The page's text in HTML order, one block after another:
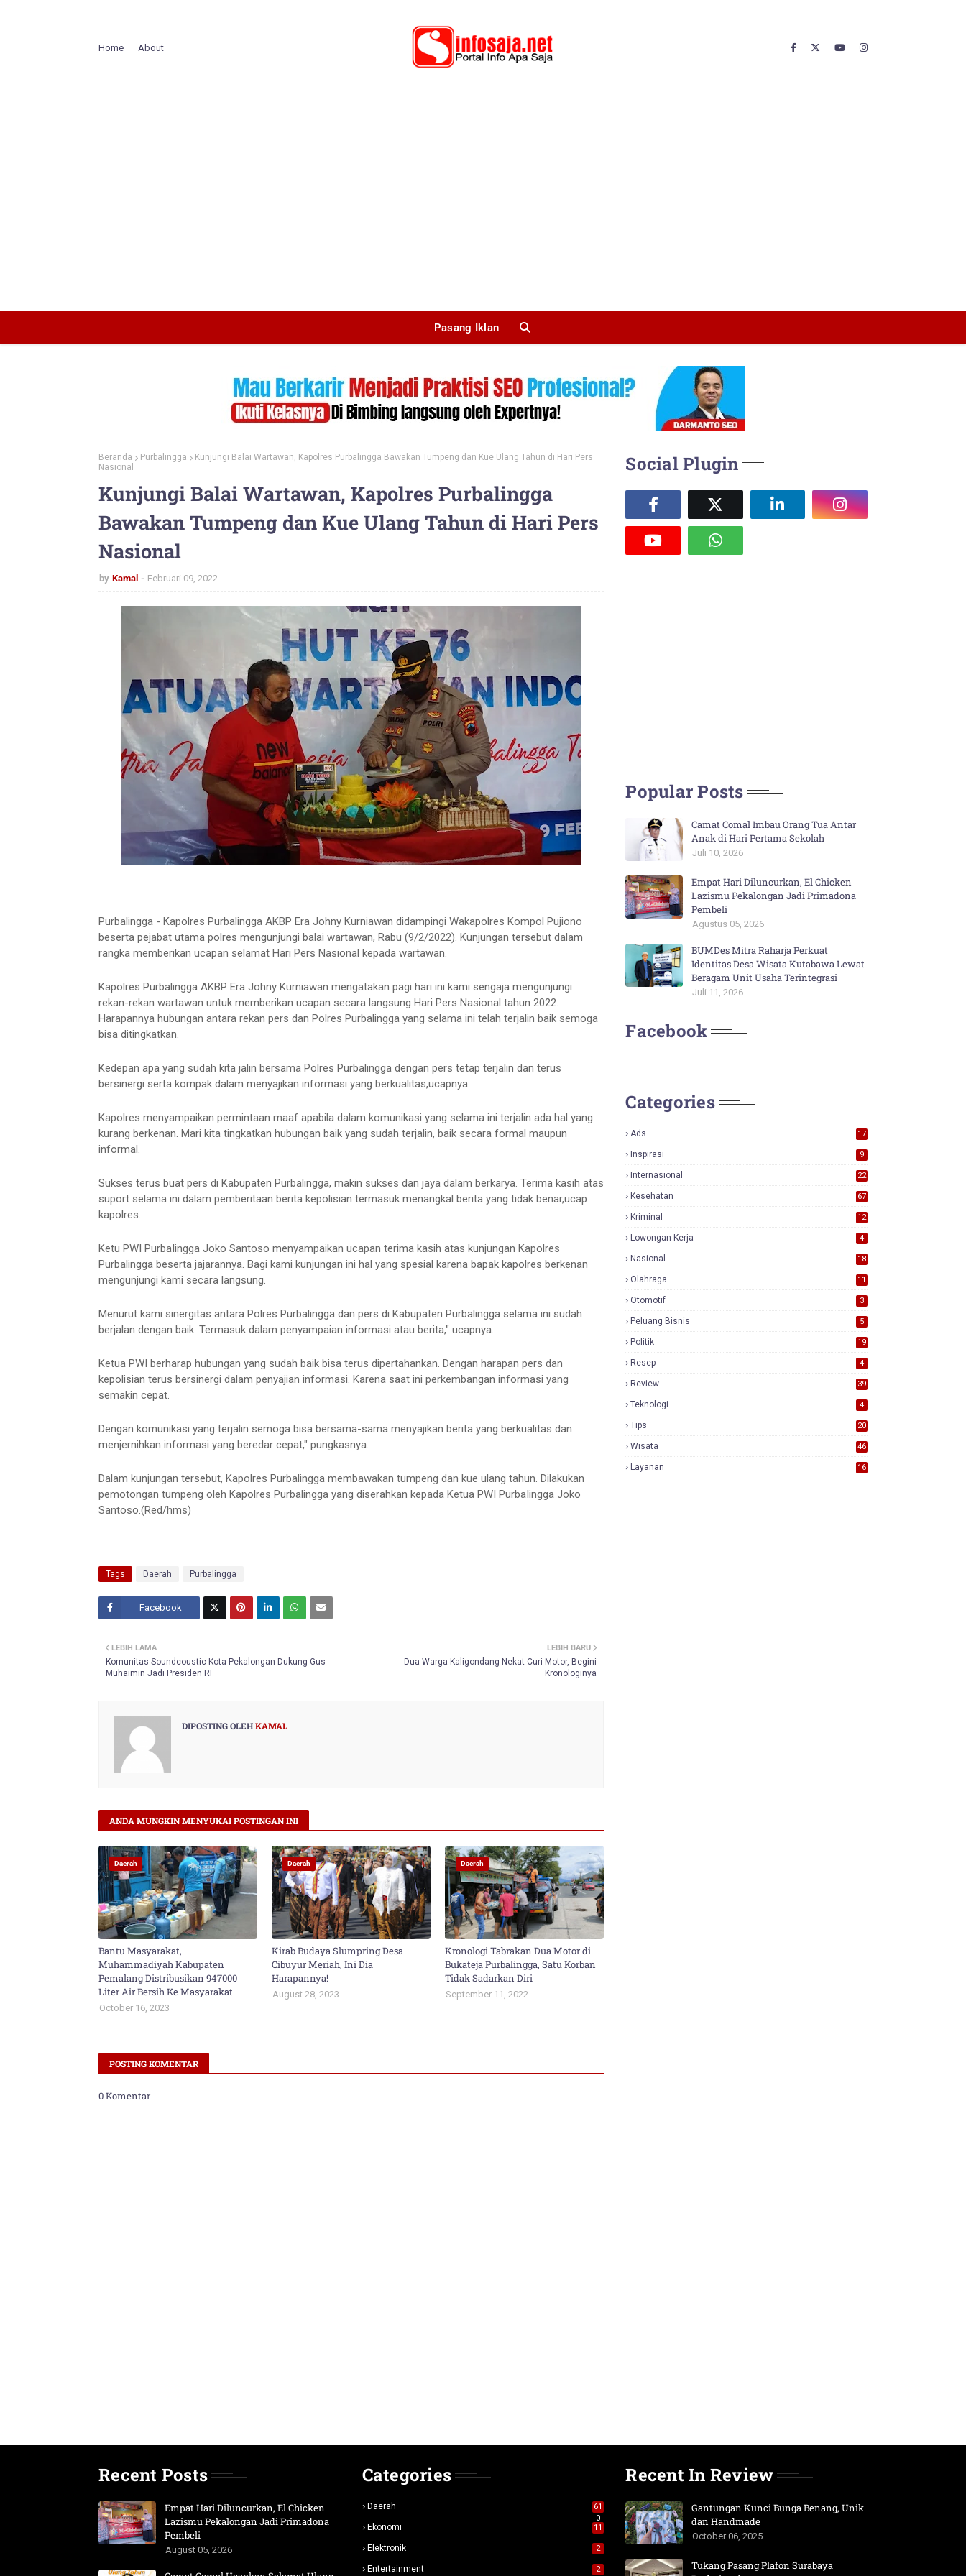
Home About
Pasang Iklan
Beranda Purbalingga
Kunjungi Balai Wartawan, Kapolres Purbalingga Bawakan Tumpeng dan Kue Ulang Tahun di Hari Pers
Nasional
Kunjungi Balai Wartawan, Kapolres Purbalingga
Bawakan Tumpeng dan Kue Ulang Tahun di Hari Pers
Nasional
by Kamal Februari 09, 2022
Purbalingga - Kapolres Purbalingga AKBP Era Johny Kurniawan didampingi Wakapolres Kompol Pujiono
beserta pejabat utama polres mengunjungi balai wartawan, Rabu (9/2/2022). Kunjungan tersebut dalam
rangka memberikan ucapan selamat Hari Pers Nasional kepada wartawan.
Kapolres Purbalingga AKBP Era Johny Kurniawan mengatakan pagi hari ini kami sengaja mengunjungi
rekan-rekan wartawan untuk memberikan ucapan secara langsung Hari Pers Nasional tahun 2022.
Harapannya hubungan antara rekan pers dan Polres Purbalingga yang selama ini telah terjalin baik semoga
bisa ditingkatkan.
Kedepan apa yang sudah kita jalin bersama Polres Purbalingga dengan pers tetap terjalin dan terus
bersinergi serta kompak dalam menyajikan informasi yang berkualitas,ucapnya.
Kapolres menyampaikan permintaan maaf apabila dalam komunikasi yang selama ini terjalin ada hal yang
kurang berkenan. Mari kita tingkatkan hubungan baik yang sudah terjalin, baik secara formal maupun
informal.
Sukses terus buat pers di Kabupaten Purbalingga, makin sukses dan jaya dalam berkarya. Terima kasih atas
suport selama ini dalam pemberitaan berita kepolisian termasuk menangkal berita yang tidak benar,ucap
kapolres.
Ketu PWI PurbaIingga Joko Santoso menyampaikan ucapan terima kasih atas kunjungan Kapolres
Purbalingga beserta jajarannya. Bagi kami kunjungan ini hal yang spesial karena bapak kapolres berkenan
mengunjungi kami secara langsung.
Menurut kami sinergitas antara Polres Purbalingga dan pers di Kabupaten Purbalingga selama ini sudah
berjalan dengan baik. Termasuk dalam penyampaian informasi atau berita," ucapnya.
Ketua PWI berharap hubungan yang sudah baik bisa terus dipertahankan. Dengan harapan pers dan
kepolisian terus bersinergi dalam penyajian informasi. Karena saat ini perkembangan informasi yang
semakin cepat.
Dengan komunikasi yang terjalin semoga bisa bersama-sama menyajikan berita yang berkualitas dan
menjernihkan informasi yang beredar cepat," pungkasnya.
Dalam kunjungan tersebut, Kapolres Purbalingga membawakan tumpeng dan kue ulang tahun. Dilakukan
pemotongan tumpeng oleh Kapolres Purbalingga yang diserahkan kepada Ketua PWI PurbaIingga Joko
Santoso.(Red/hms)
Tags Daerah Purbalingga
Facebook
LEBIH BARU
Dua Warga Kaligondang Nekat Curi Motor, Begini
Kronologinya
LEBIH LAMA
Komunitas Soundcoustic Kota Pekalongan Dukung Gus
Muhaimin Jadi Presiden RI
DIPOSTING OLEHKAMAL
ANDA MUNGKIN MENYUKAI POSTINGAN INI
Daerah
Bantu Masyarakat,
Muhammadiyah Kabupaten
Pemalang Distribusikan 947000
Liter Air Bersih Ke Masyarakat
October 16, 2023
Daerah
Kirab Budaya Slumpring Desa
Cibuyur Meriah, Ini Dia
Harapannya!
August 28, 2023
Daerah
Kronologi Tabrakan Dua Motor di
Bukateja Purbalingga, Satu Korban
Tidak Sadarkan Diri
September 11, 2022
POSTING KOMENTAR
0 Komentar
Social Plugin
Popular Posts
Camat Comal Imbau Orang Tua Antar
Anak di Hari Pertama Sekolah
Juli 10, 2026
Empat Hari Diluncurkan, El Chicken
Lazismu Pekalongan Jadi Primadona
Pembeli
Agustus 05, 2026
BUMDes Mitra Raharja Perkuat
Identitas Desa Wisata Kutabawa Lewat
Beragam Unit Usaha Terintegrasi
Juli 11, 2026
Facebook
Categories
Ads
17
Inspirasi 9
Internasional 22
Kesehatan 67
Kriminal 12
Lowongan Kerja 4
Nasional
18
Olahraga 11
Otomotif 3
Peluang Bisnis 5
Politik 19
Resep 4
Review
39
Teknologi 4
Tips 20
Wisata 46
Layanan 16
Recent Posts
Empat Hari Diluncurkan, El Chicken
Lazismu Pekalongan Jadi Primadona
Pembeli
August 05, 2026
Categories
Daerah
61
0
Ekonomi 11
Elektronik 2
Entertainment 2
Recent In Review
Gantungan Kunci Bunga Benang, Unik
dan Handmade
October 06, 2025
Tukang Pasang Plafon Surabaya